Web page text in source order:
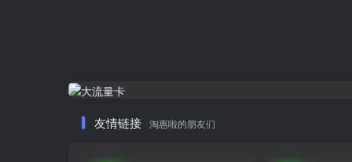
友情链接 淘惠啦的朋友们